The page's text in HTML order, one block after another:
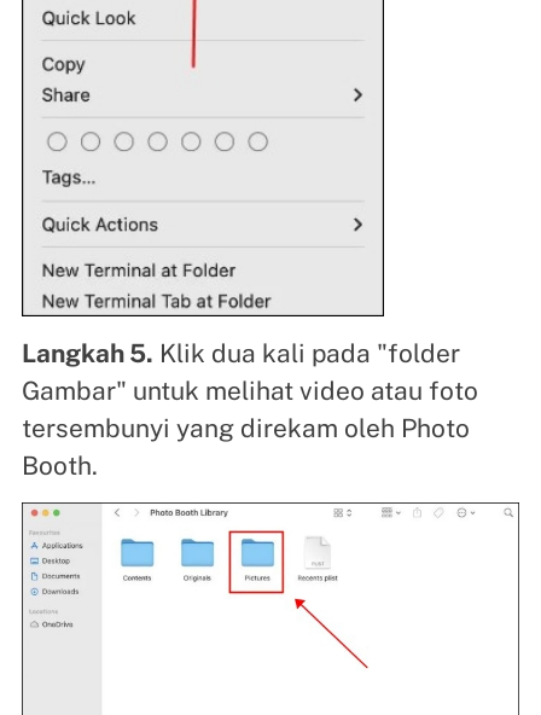
Langkah 5. Klik dua kali pada "folder
Gambar" untuk melihat video atau foto
tersembunyi yang direkam oleh Photo
Booth.